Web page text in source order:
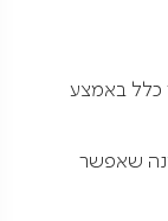
כלל באמצע
שאפשר